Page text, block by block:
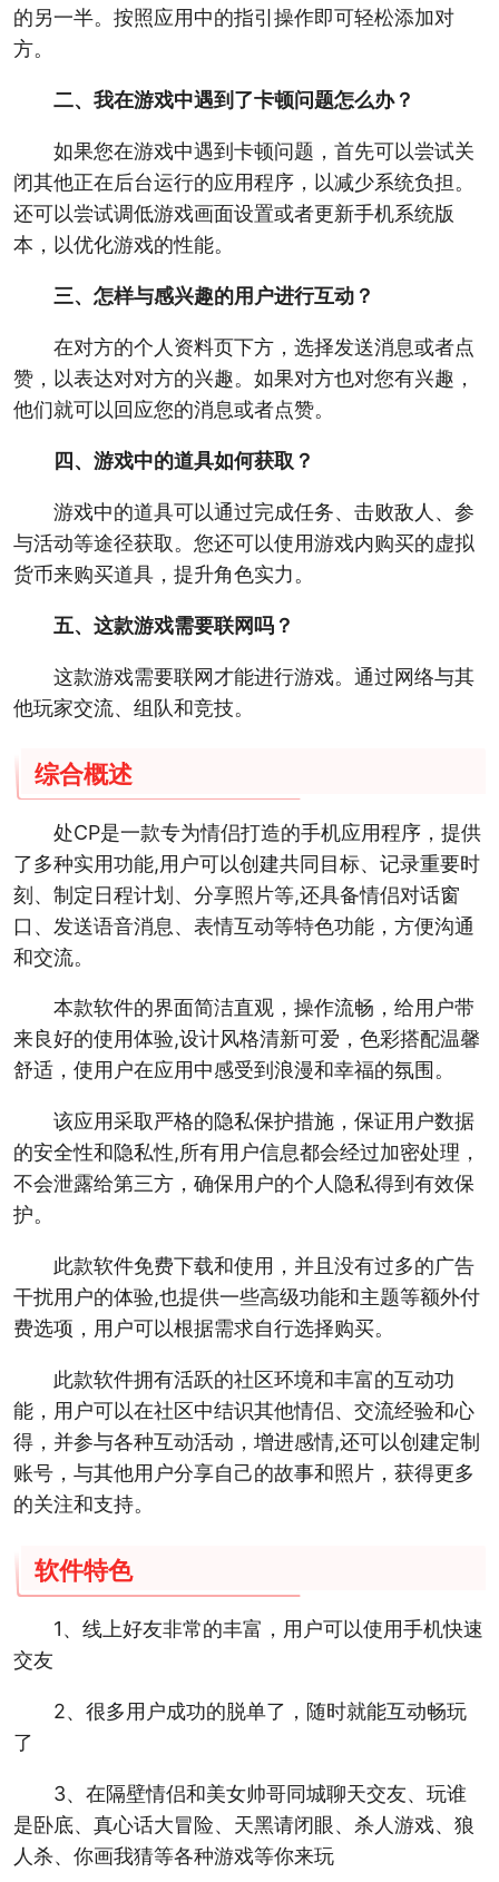
的另一半。按照应用中的指引操作即可轻松添加对
方。
二、我在游戏中遇到了卡顿问题怎么办？
如果您在游戏中遇到卡顿问题，首先可以尝试关
闭其他正在后台运行的应用程序，以减少系统负担。
还可以尝试调低游戏画面设置或者更新手机系统版
本，以优化游戏的性能。
三、怎样与感兴趣的用户进行互动？
在对方的个人资料页下方，选择发送消息或者点
赞，以表达对对方的兴趣。如果对方也对您有兴趣，
他们就可以回应您的消息或者点赞。
四、游戏中的道具如何获取？
游戏中的道具可以通过完成任务、击败敌人、参
与活动等途径获取。您还可以使用游戏内购买的虚拟
货币来购买道具，提升角色实力。
五、这款游戏需要联网吗？
这款游戏需要联网才能进行游戏。通过网络与其
他玩家交流、组队和竞技。
综合概述
处CP是一款专为情侣打造的手机应用程序，提供
了多种实用功能,用户可以创建共同目标、记录重要时
刻、制定日程计划、分享照片等,还具备情侣对话窗
口、发送语音消息、表情互动等特色功能，方便沟通
和交流。
本款软件的界面简洁直观，操作流畅，给用户带
来良好的使用体验,设计风格清新可爱，色彩搭配温馨
舒适，使用户在应用中感受到浪漫和幸福的氛围。
该应用采取严格的隐私保护措施，保证用户数据
的安全性和隐私性,所有用户信息都会经过加密处理，
不会泄露给第三方，确保用户的个人隐私得到有效保
护。
此款软件免费下载和使用，并且没有过多的广告
干扰用户的体验,也提供一些高级功能和主题等额外付
费选项，用户可以根据需求自行选择购买。
此款软件拥有活跃的社区环境和丰富的互动功
能，用户可以在社区中结识其他情侣、交流经验和心
得，并参与各种互动活动，增进感情,还可以创建定制
账号，与其他用户分享自己的故事和照片，获得更多
的关注和支持。
软件特色
1、线上好友非常的丰富，用户可以使用手机快速
交友
2、很多用户成功的脱单了，随时就能互动畅玩
了
3、在隔壁情侣和美女帅哥同城聊天交友、玩谁
是卧底、真心话大冒险、天黑请闭眼、杀人游戏、狼
人杀、你画我猜等各种游戏等你来玩